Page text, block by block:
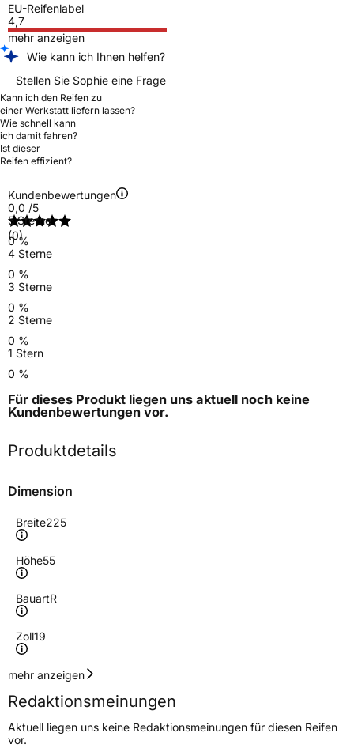
EU-Reifenlabel
4,7
mehr anzeigen
Wie kann ich Ihnen helfen?
Stellen Sie Sophie eine Frage
Kann ich den Reifen zu
einer Werkstatt liefern lassen?
Wie schnell kann
ich damit fahren?
Ist dieser
Reifen effizient?
Kundenbewertungen
0,0 /5
(0)
5 Sterne
0 %
4 Sterne
0 %
3 Sterne
0 %
2 Sterne
0 %
1 Stern
0 %
Für dieses Produkt liegen uns aktuell noch keine
Kundenbewertungen vor.
Produktdetails
Dimension
Breite225
Höhe55
BauartR
Zoll19
Geschwindigkeitsindex
Höchstgeschwindigkeit
190 km/h
Lastindex99
mehr anzeigen
Redaktionsmeinungen
Aktuell liegen uns keine Redaktionsmeinungen für diesen Reifen
vor.